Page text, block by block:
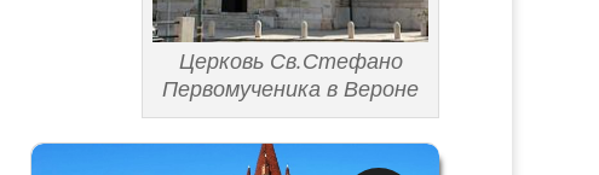
Церковь Св.Стефано
Первомученика в Вероне